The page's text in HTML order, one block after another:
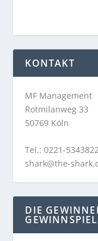
KONTAKT
MF Management
Rotmilanweg 33
50769 Köln
Tel.: 0221-
shark@the-
DIE